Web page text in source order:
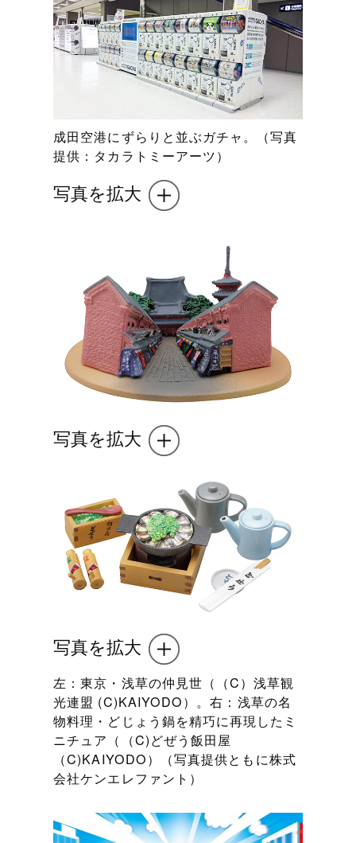
成田空港にずらりと並ぶガチャ。（写真
提供：タカラトミーアーツ）
写真を拡大
写真を拡大
写真を拡大
左：東京・浅草の仲見世（（C）浅草観
光連盟 (C)KAIYODO）。右：浅草の名
物料理・どじょう鍋を精巧に再現したミ
ニチュア（（C)どぜう飯田屋
（C)KAIYODO）（写真提供ともに株式
会社ケンエレファント）